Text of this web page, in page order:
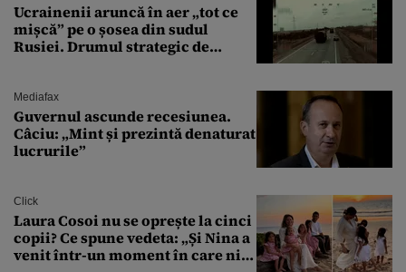
Ucrainenii aruncă în aer „tot ce
mișcă” pe o șosea din sudul
Rusiei. Drumul strategic de
Mediafax
Guvernul ascunde recesiunea.
Câciu: „Mint și prezintă denaturat
lucrurile”
Click
Laura Cosoi nu se oprește la cinci
copii? Ce spune vedeta: „Și Nina a
venit într-un moment în care nici